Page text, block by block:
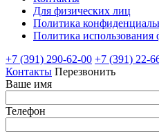
Для физических лиц
Политика
Политика использования
+7 (391) 290-62-00 +7 (391) 22-
Контакты Перезвонить
Ваше имя
Телефон